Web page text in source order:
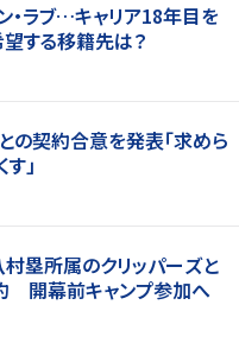
ラブ…キャリア18年目を
する移籍先は？
の契約合意を発表「求めら
」
村塁所属のクリッパーズと
約 開幕前キャンプ参加へ